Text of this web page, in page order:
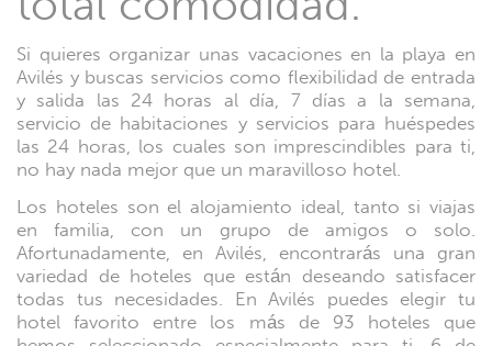
Si quieres organizar unas vacaciones en la playa en
Avilés y buscas servicios como flexibilidad de entrada
y salida las 24 horas al día, 7 días a la semana,
servicio de habitaciones y servicios para huéspedes
las 24 horas, los cuales son imprescindibles para ti,
no hay nada mejor que un maravilloso hotel.
Los hoteles son el alojamiento ideal, tanto si viajas
en familia, con un grupo de amigos o solo.
Afortunadamente, en Avilés, encontrarás una gran
variedad de hoteles que están deseando satisfacer
todas tus necesidades. En Avilés puedes elegir tu
hotel favorito entre los más de 93 hoteles que